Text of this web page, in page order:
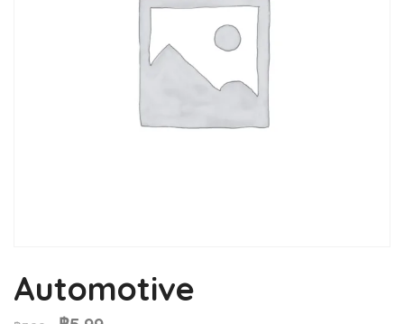
Automotive